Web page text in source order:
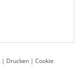
| Drucken | Cookie